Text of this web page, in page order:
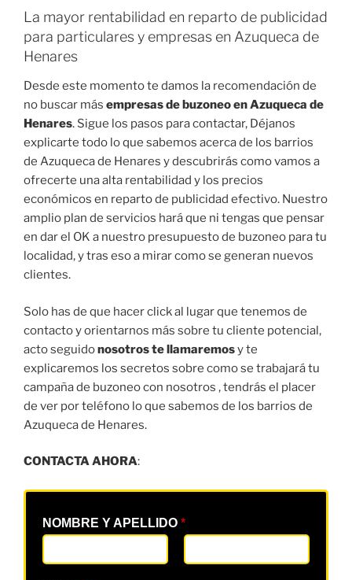
La mayor rentabilidad en reparto de publicidad
para particulares y empresas en Azuqueca de
Henares
Desde este momento te damos la recomendación de
no buscar más empresas de buzoneo en Azuqueca de
Henares. Sigue los pasos para contactar, Déjanos
explicarte todo lo que sabemos acerca de los barrios
de Azuqueca de Henares y descubrirás como vamos a
ofrecerte una alta rentabilidad y los precios
económicos en reparto de publicidad efectivo. Nuestro
amplio plan de servicios hará que ni tengas que pensar
en dar el OK a nuestro presupuesto de buzoneo para tu
localidad, y tras eso a mirar como se generan nuevos
clientes.
Solo has de que hacer click al lugar que tenemos de
contacto y orientarnos más sobre tu cliente potencial,
acto seguidonosotros te llamaremosy te
explicaremos los secretos sobre como se trabajará tu
campaña de buzoneo con nosotros , tendrás el placer
de ver por teléfono lo que sabemos de los barrios de
Azuqueca de Henares.
CONTACTA AHORA:
NOMBRE Y APELLIDO *